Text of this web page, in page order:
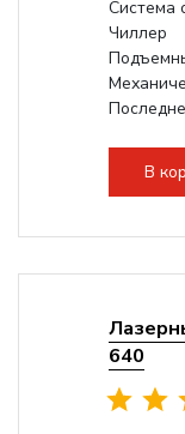
Система
Чиллер
В
640